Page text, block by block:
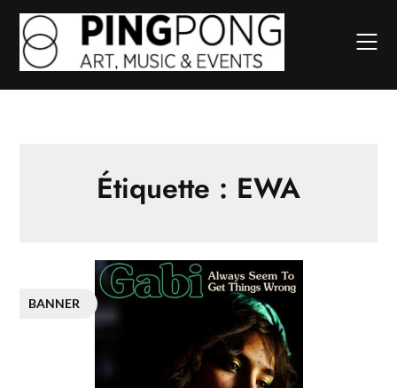
Skip
content
Étiquette : EWA
BANNER